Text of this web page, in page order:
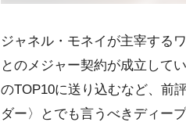
ジャネル・モネイ が主宰する
とのメジャー契約が成立して
のTOP10に送り込むなど、前
ダー〉とでも言うべき ディー